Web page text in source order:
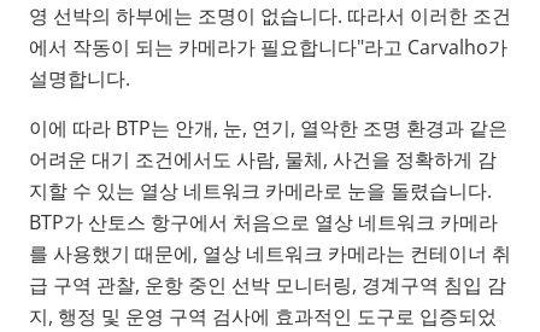
영 선박의 하부에는 조명이 없습니다. 따라서 이러한 조건
에서 작동이 되는 카메라가 필요합니다"라고 Carvalho가
설명합니다.
이에 따라 BTP는 안개, 눈, 연기, 열악한 조명 환경과 같은
어려운 대기 조건에서도 사람, 물체, 사건을 정확하게 감
지할 수 있는 열상 네트워크 카메라로 눈을 돌렸습니다.
BTP가 산토스 항구에서 처음으로 열상 네트워크 카메라
를 사용했기 때문에, 열상 네트워크 카메라는 컨테이너 취
급 구역 관찰, 운항 중인 선박 모니터링, 경계구역 침입 감
지, 행정 및 운영 구역 검사에 효과적인 도구로 입증되었